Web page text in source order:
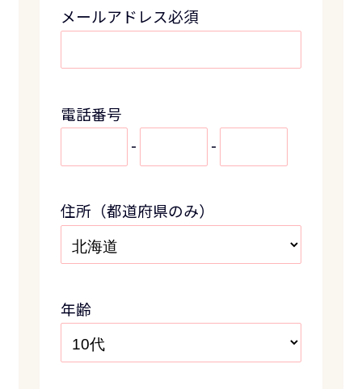
メールアドレス必須
電話番号
-
-
住所（都道府県のみ）
年齢